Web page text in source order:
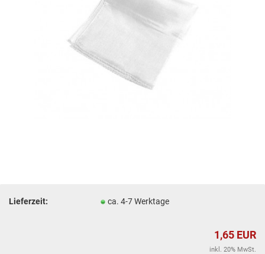
Lieferzeit: ca. 4-7 Werktage
1,65 EUR
inkl. 20% MwSt.